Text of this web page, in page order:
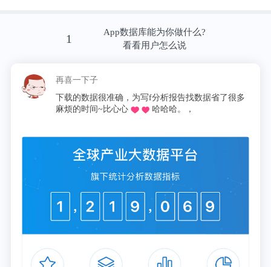
笔订单只能分批次发货，让所有人都能够达到一些，
编者按：本文转载自微信公众号：核芯产业观察
(ID：elecfanscom)，作者：黄山明
1
App数据库能为你做什么?
看看用户怎么说
再喜一下子
下载的数据很准确，为写f分析报告找数据省了很多
麻烦的时间~比心心
哈哈哈。，